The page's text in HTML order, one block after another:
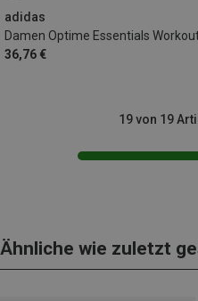
adidas
36,76 €
19 von 19
Ähnliche wie zuletzt